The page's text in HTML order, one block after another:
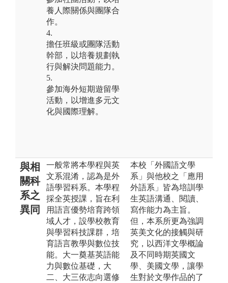
養人際關係與團隊合
作。
4.
擔任班級或團隊活動
幹部，以培養規劃執
行與解決問題能力。
5.
參加海外短期遊留學
活動，以增進多元文
化與國際理解。
與相
關科
系之
異同
一般常將本學程與英
文系混淆，認為是外
語學習科系。本學程
採全英授課，旨在利
用語言優勢培育跨領
域人才，設學校教育
與學習科技課群，培
育語言教學與數位技
能。大一奠基英語能
力與數位基礎，大
二、大三依志向選修
本校「外國語文學
系」與他校之「應用
外語系」皆為培訓學
生英語溝通、閱讀、
寫作能力為主旨。
但，本系所更為強調
英美文化的接觸與研
究，以西洋文學概論
及不同時期英國文
學、美國文學，讓學
生對於文學作品的了